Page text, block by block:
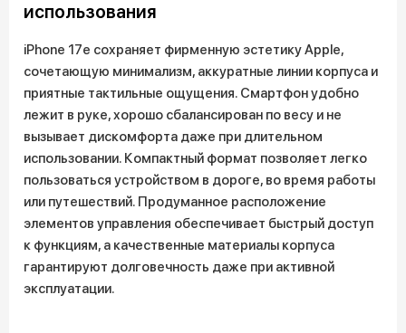
использования
iPhone 17e сохраняет фирменную эстетику Apple,
сочетающую минимализм, аккуратные линии корпуса и
приятные тактильные ощущения. Смартфон удобно
лежит в руке, хорошо сбалансирован по весу и не
вызывает дискомфорта даже при длительном
использовании. Компактный формат позволяет легко
пользоваться устройством в дороге, во время работы
или путешествий. Продуманное расположение
элементов управления обеспечивает быстрый доступ
к функциям, а качественные материалы корпуса
гарантируют долговечность даже при активной
эксплуатации.